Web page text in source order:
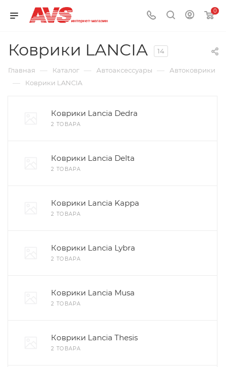
0
Коврики LANCIA 14
Главная — Каталог — Автоаксессуары — Автоковрики
— Коврики LANCIA
Коврики Lancia Dedra
2 ТОВАРА
Коврики Lancia Delta
2 ТОВАРА
Коврики Lancia Kappa
2 ТОВАРА
Коврики Lancia Lybra
2 ТОВАРА
Коврики Lancia Musa
2 ТОВАРА
Коврики Lancia Thesis
2 ТОВАРА